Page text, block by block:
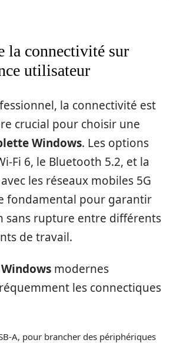
la connectivité sur
utilisateur
la connectivité est
crucial pour choisir une
Windows. Les options
Fi 6, le Bluetooth 5.2, et la
les réseaux mobiles 5G
fondamental pour garantir
sans rupture entre différents
de travail.
modernes
les connectiques
A, pour brancher des périphériques